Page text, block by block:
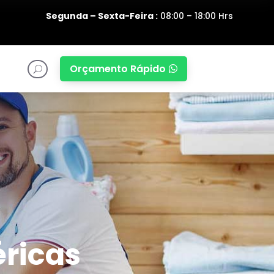
Segunda – Sexta-Feira :08:00 – 18:00 Hrs
U Orçamento Rápido 